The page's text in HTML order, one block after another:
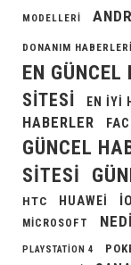
MODELLERI
DONANIM HABERLERI
EN
SITESI
EN IYI
HABERLER
GÜNCEL
SITESI
HTC
HUAWEI
MICROSOFT
PLAYSTATION 4